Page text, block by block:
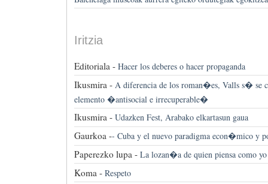
Iritzia
Editoriala - Hacer los deberes o hacer propaganda
Ikusmira - A diferencia de los roman�es, Valls s� se
elemento �antisocial e irrecuperable�
Ikusmira - Udazken Fest, Arabako elkartasun gaua
Gaurkoa -- Cuba y el nuevo paradigma econ�mico y
Paperezko lupa - La lozan�a de quien piensa como yo
Koma - Respeto